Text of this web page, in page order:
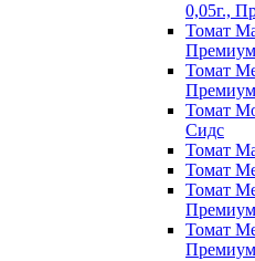
0,05г.,
Томат
Томат
Томат
Сидс
Томат
Томат
Томат
Томат